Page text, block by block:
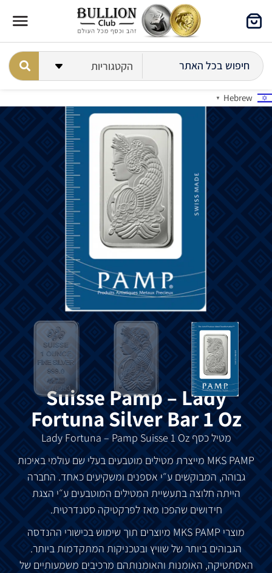
Hebrew
▼
Suisse Pamp – Lady
Fortuna Silver Bar 1 Oz
מטילכסף Lady Fortuna – Pamp Suisse 1 Oz
MKS PAMP מייצרת מטילים מוטבעים בעלי שם עולמי באיכות
גבוהה, המבוקשים ע״י אספנים ומשקיעים כאחד. החברה
הייתה חלוצה בתעשיית המטילים המוטבעים ע״י הצגת
חידושים שהפכו מאז לפרקטיקה סטנדרטית.
מוצרי
מיוצרים תוך שימוש בכישורי ההנדסה
הגבוהים ביותר של שוויץ ובטכניקות המתקדמותביותר.
האסתטיקה, האומנות והאומנותהם מרכיבים משמעותיים של